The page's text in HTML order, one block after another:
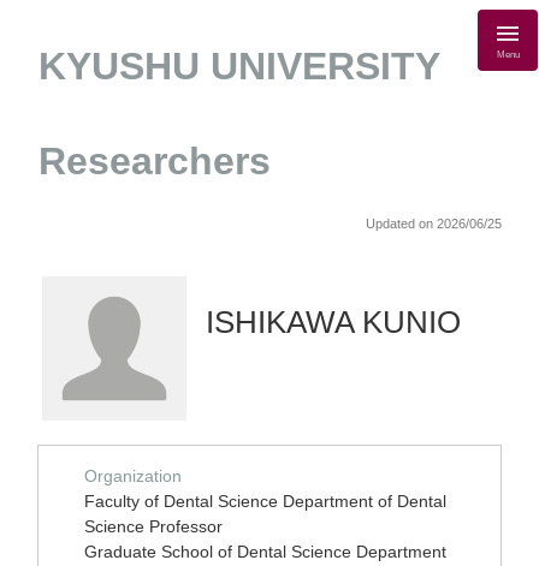
KYUSHU UNIVERSITY
Researchers
Menu
Updated on 2026/06/25
ISHIKAWA KUNIO
Organization
Faculty of Dental Science Department of Dental
Science Professor
Graduate School of Dental Science Department